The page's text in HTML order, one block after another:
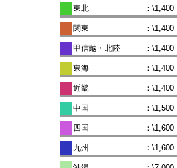
東北 ：\1,400
関東 ：\1,400
甲信越・北陸 ：\1,400
東海 ：\1,400
近畿 ：\1,400
中国 ：\1,500
四国 ：\1,600
九州 ：\1,600